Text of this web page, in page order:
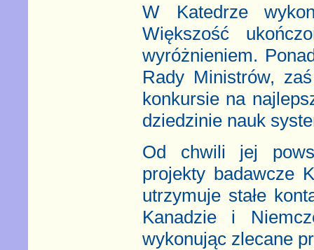
W Katedrze
Większość
wyróżnieniem.
Rady Ministrów,
konkursie na
dziedzinie nauk
Od chwili jej
projekty badawcze
utrzymuje stałe
Kanadzie i
wykonując zlecane